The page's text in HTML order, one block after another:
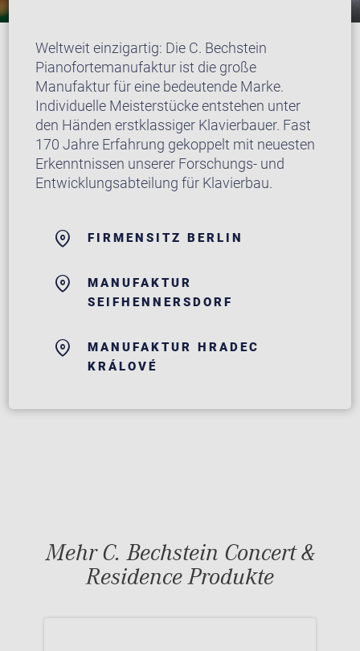
Weltweit einzigartig: Die C. Bechstein
Pianofortemanufaktur ist die große
Manufaktur für eine bedeutende Marke.
Individuelle Meisterstücke entstehen unter
den Händen erstklassiger Klavierbauer. Fast
170 Jahre Erfahrung gekoppelt mit neuesten
Erkenntnissen unserer Forschungs- und
Entwicklungsabteilung für Klavierbau.
FIRMENSITZ BERLIN
MANUFAKTUR
SEIFHENNERSDORF
MANUFAKTUR HRADEC
KRÁLOVÉ
Mehr C. Bechstein Concert &
Residence Produkte